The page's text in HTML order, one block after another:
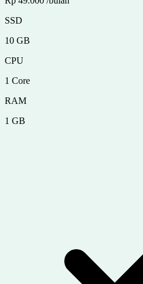
SSD
10 GB
CPU
1 Core
RAM
1 GB